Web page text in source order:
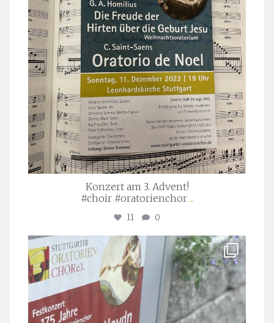
Konzert am 3. Advent!
#choir #oratorienchor ...
11 0
stuttgarter_oratorienchor
Juli 23